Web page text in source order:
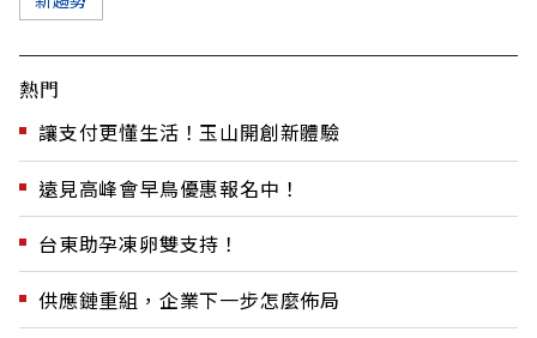
熱門
讓支付更懂生活！玉山開創新體驗
遠見高峰會早鳥優惠報名中！
台東助孕凍卵雙支持！
供應鏈重組，企業下一步怎麼佈局